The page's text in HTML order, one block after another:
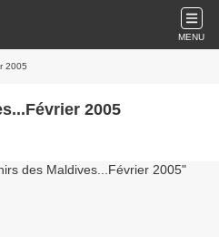
MENU
2005
2005